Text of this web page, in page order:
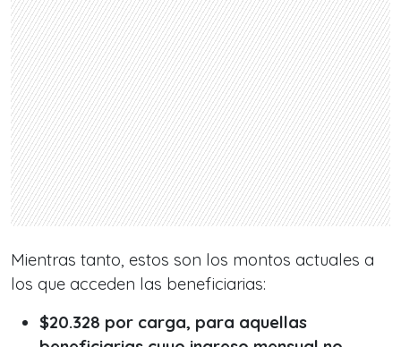
Mientras tanto, estos son los montos actuales a
los que acceden las beneficiarias:
$20.328 por carga, para aquellas